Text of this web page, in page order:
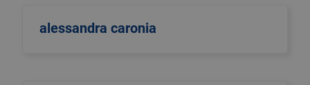
alessandra caronia